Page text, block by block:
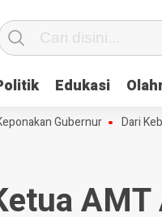
Edukasi
Gubernur Dari